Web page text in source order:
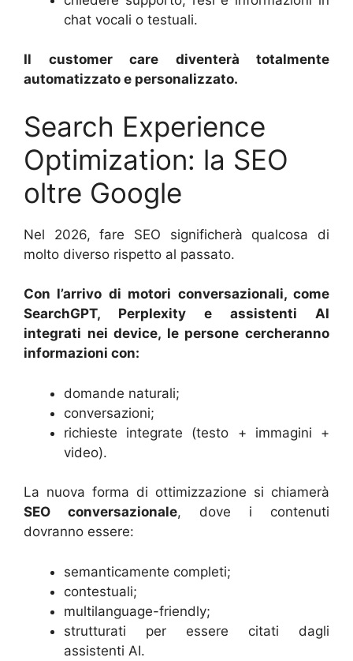
chat vocali o testuali.
Il customer care diventerà totalmente
automatizzato e personalizzato.
Search Experience
Optimization: la SEO
oltre Google
Nel 2026, fare SEO significherà qualcosa di
molto diverso rispetto al passato.
Con l’arrivo di motori conversazionali, come
SearchGPT, Perplexity e assistenti AI
integrati nei device, le persone cercheranno
informazioni con:
domande naturali;
conversazioni;
richieste integrate (testo + immagini +
video).
La nuova forma di ottimizzazione si chiamerà
SEO conversazionale, dove i contenuti
dovranno essere:
semanticamente completi;
contestuali;
multilanguage-friendly;
strutturati per essere citati dagli
assistenti AI.